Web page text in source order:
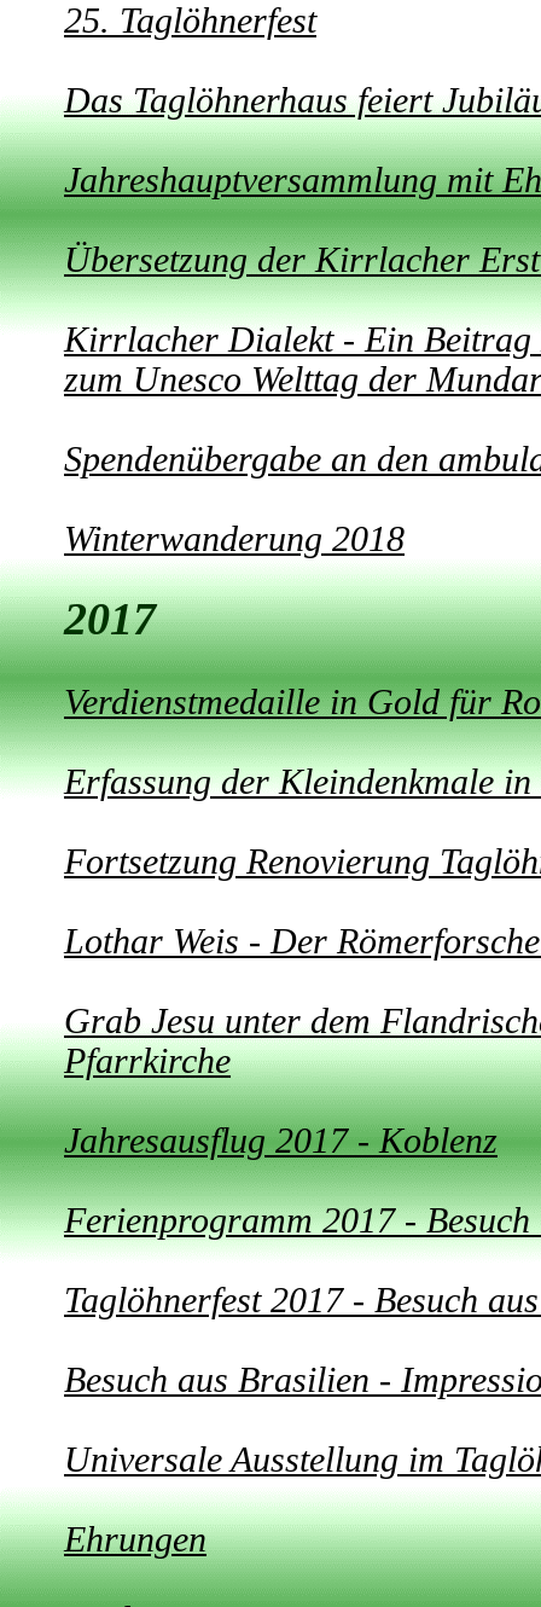
25. Taglöhnerfest
Das Taglöhnerhaus feiert
Jahreshauptversammlung mit
Übersetzung der Kirrlacher
Kirrlacher Dialekt - Ein
zum Unesco Welttag der
Spendenübergabe an den
Winterwanderung 2018
2017
Verdienstmedaille in Gold für
Erfassung der Kleindenkmale
Fortsetzung Renovierung
Lothar Weis - Der
Grab Jesu unter dem
Pfarrkirche
Jahresausflug 2017 - Koblenz
Ferienprogramm 2017 - Besuch
Taglöhnerfest 2017 - Besuch
Besuch aus Brasilien -
Universale Ausstellung im
Ehrungen